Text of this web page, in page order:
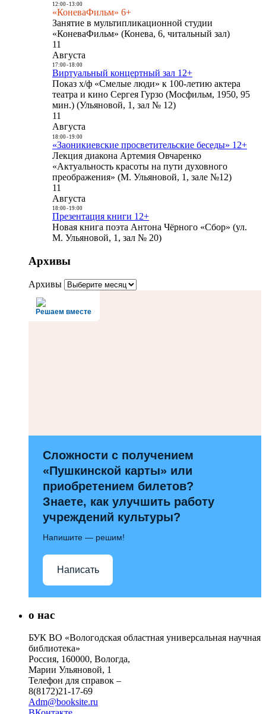
12:00- 13:00
«КоневаФильм» 6+
Занятие в мультипликационной студии
«КоневаФильм» (Конева, 6, читальный зал)
11
Августа
17:00- 18:00
Виртуальный концертный зал 12+
Показ х/ф «Смелые люди» к 100-летию актера
театра и кино Сергея Гурзо (Мосфильм, 1950, 95
мин.) (Ульяновой, 1, зал № 12)
11
Августа
18:00- 19:00
«Заоникиевские просветительские беседы» 12+
Лекция диакона Артемия Овчаренко
«Актуальность красоты на пути духовного
преображения» (М. Ульяновой, 1, зале №12)
11
Августа
18:00- 19:00
Презентация книги 12+
Новая книга поэта Антона Чёрного «Сбор» (ул.
М. Ульяновой, 1, зал № 20)
Архивы
Архивы
Решаем вместе
Сложности с получением
«Пушкинской карты» или
приобретением билетов?
Знаете, как улучшить работу
учреждений культуры?
Напишите — решим!
Написать
о нас
БУК ВО «Вологодская областная универсальная научная
библиотека»
Россия, 160000, Вологда,
Марии Ульяновой, 1
Телефон для справок –
8(8172)21-17-69
Adm@booksite.ru